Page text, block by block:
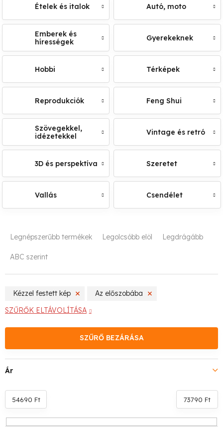
Ételek és italok Autó, moto
Emberek és
hírességek
Gyerekeknek
Hobbi Térképek
Reprodukciók Feng Shui
Szövegekkel,
idézetekkel
Vintage és retró
3D és perspektíva Szeretet
Vallás Csendélet
T
m
é
k
e
k
e
n
Legnépszerűbb termékek Legolcsóbb elöl Legdrágább
ABC szerint
Kézzel festett kép
Az előszobába
SZŰRŐK ELTÁVOLÍTÁSA
SZŰRŐ BEZÁRÁSA
Ár
54690 Ft 73790 Ft